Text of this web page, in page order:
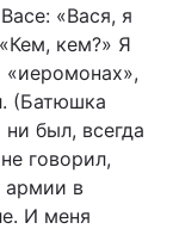
«Вася, я
кем?» Я
«иеромонах»,
(Батюшка
был, всегда
говорил,
армии в
И меня